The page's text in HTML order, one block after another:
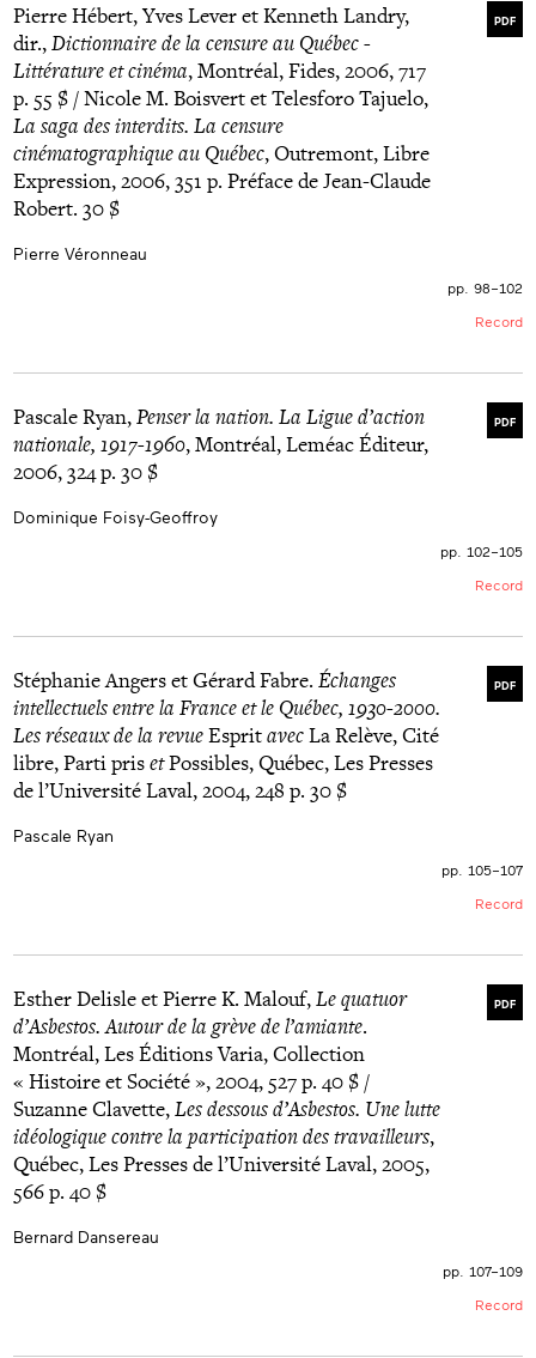
PDF
Pierre Hébert, Yves Lever et Kenneth Landry,
dir.,Dictionnaire de la censure au Québec -
Littérature et cinéma, Montréal, Fides, 2006, 717
p. 55 $ / Nicole M. Boisvert et Telesforo Tajuelo,
La saga des interdits. La censure
cinématographique au Québec, Outremont, Libre
Expression, 2006, 351 p. Préface de Jean-Claude
Robert. 30 $
Pierre Véronneau
pp. 98–102
Record
PDF
Pascale Ryan,Penser la nation. La Ligue d’action
nationale, 1917-1960, Montréal, Leméac Éditeur,
2006, 324 p. 30 $
Dominique Foisy-Geoffroy
pp. 102–105
Record
PDF
Stéphanie Angers et Gérard Fabre. Échanges
intellectuels entre la France et le Québec, 1930-2000.
Les réseaux de la revueEspritavecLa Relève, Cité
libre, Parti prisetPossibles, Québec, Les Presses
de l’Université Laval, 2004, 248 p. 30 $
Pascale Ryan
pp. 105–107
Record
PDF
Esther Delisle et Pierre K. Malouf,Le quatuor
d’Asbestos. Autour de la grève de l’amiante.
Montréal, Les Éditions Varia, Collection
« Histoire et Société », 2004, 527 p. 40 $ /
Suzanne Clavette,Les dessous d’Asbestos. Une lutte
idéologique contre la participation des travailleurs,
Québec, Les Presses de l’Université Laval, 2005,
566 p. 40 $
Bernard Dansereau
pp. 107–109
Record